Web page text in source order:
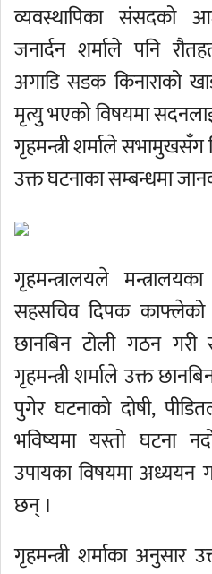
व्यवस्थापिका संसदको
जनार्दन शर्माले पनि
अगाडि सडक किनाराको
मृत्यु भएको विषयमा
गृहमन्त्री शर्माले
उक्त घटनाका सम्बन्धमा
गृहमन्त्रालयले
सहसचिव दिपक
छानबिन टोली गठन गरी
गृहमन्त्री शर्माले उक्त
पुगेर घटनाको दोषी,
भविष्यमा यस्तो घटना
उपायका विषयमा अध्ययन
छन् ।
गृहमन्त्री शर्माका अनुसार